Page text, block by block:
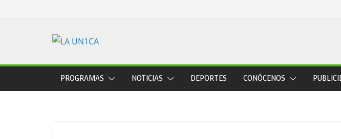
PROGRAMAS NOTICIAS DEPORTES CONÓCENOS